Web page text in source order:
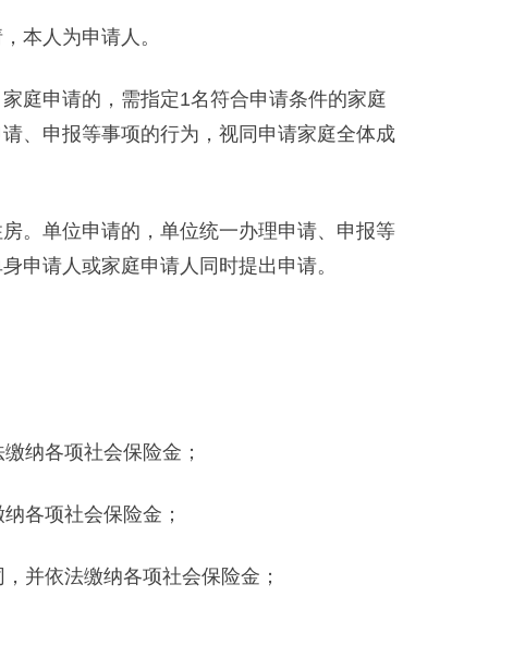
本人为申请人。
庭申请的，需指定1名符合申请条件的家庭
、申报等事项的行为，视同申请家庭全体成
。单位申请的，单位统一办理申请、申报等
申请人或家庭申请人同时提出申请。
纳各项社会保险金；
各项社会保险金；
并依法缴纳各项社会保险金；